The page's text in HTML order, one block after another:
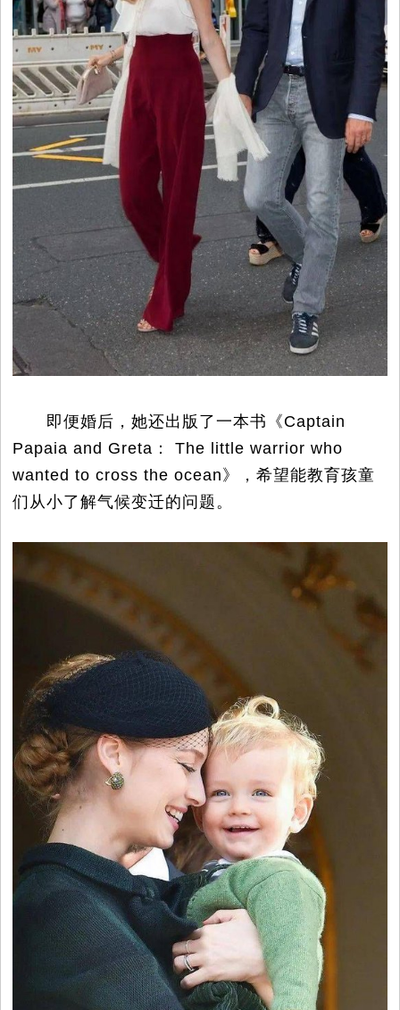
即便婚后，她还出版了一本书《Captain
Papaia and Greta： The little warrior who
wanted to cross the ocean》，希望能教育孩童
们从小了解气候变迁的问题。